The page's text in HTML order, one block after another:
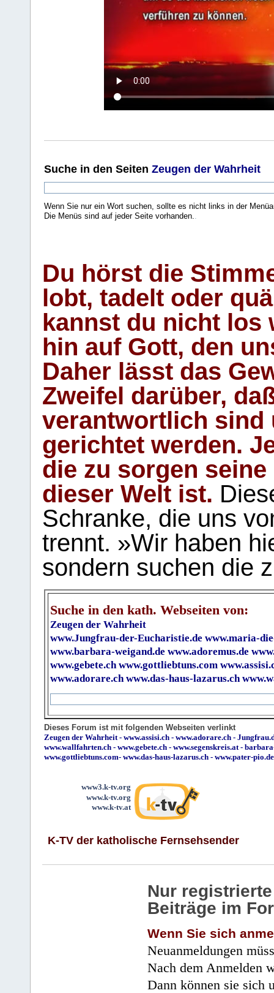
Suche in den Seiten Zeugen der Wahrheit
Wenn Sie nur ein Wort suchen, sollte es nicht links in der
Die Menüs sind auf jeder Seite vorhanden.
Du hörst die
lobt, tadelt oder
kannst du nicht los
hin auf Gott, den
Daher lässt das
Zweifel darüber,
verantwortlich sind
gerichtet werden.
die zu sorgen
dieser Welt ist.
Schranke, die uns
trennt. »Wir haben
sondern suchen die
Suche in den kath. Webseiten von:
Zeugen der Wahrheit
www.Jungfrau-der-Eucharistie.de www.maria-
www.barbara-weigand.de www.adoremus.de
www.gebete.ch www.gottliebtuns.com
www.adorare.ch www.das-haus-lazarus.ch
Dieses Forum ist mit folgenden Webseiten verlinkt
Zeugen der Wahrheit - www.assisi.ch - www.adorare.ch -
www.wallfahrten.ch - www.gebete.ch - www.segenskreis.at -
www.gottliebtuns.com- www.das-haus-lazarus.ch - www.pater-pio.de
www3.k-tv.org
www.k-tv.org
www.k-tv.at
K-TV der katholische Fernsehsender
Nur
Beiträge im
Wenn Sie sich
Neuanmeldungen
Nach dem Anmelden
Dann können sie sich